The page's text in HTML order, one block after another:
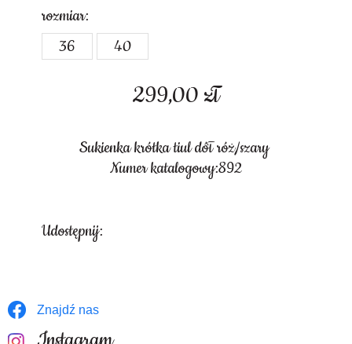
299,00 zł
rozmiar:
36
40
Sukienka krótka tiul dół róż/szary
Numer katalogowy:892
Udostępnij:
Znajdź nas